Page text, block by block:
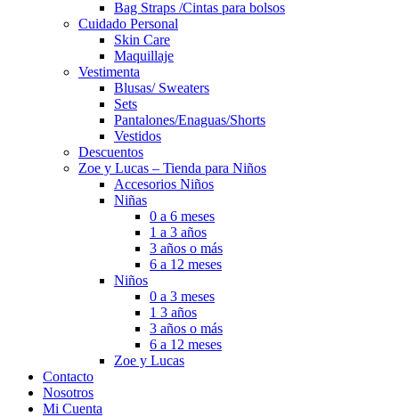
Bag Straps /Cintas para bolsos
Cuidado Personal
Skin Care
Maquillaje
Vestimenta
Blusas/ Sweaters
Sets
Pantalones/Enaguas/Shorts
Vestidos
Descuentos
Zoe y Lucas – Tienda para Niños
Accesorios Niños
Niñas
0 a 6 meses
1 a 3 años
3 años o más
6 a 12 meses
Niños
0 a 3 meses
1 3 años
3 años o más
6 a 12 meses
Zoe y Lucas
Contacto
Nosotros
Mi Cuenta